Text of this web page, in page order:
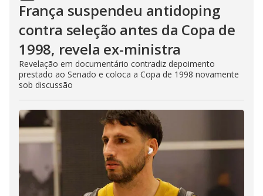
França suspendeu antidoping
contra seleção antes da Copa de
1998, revela ex-ministra
Revelação em documentário contradiz depoimento
prestado ao Senado e coloca a Copa de 1998 novamente
sob discussão